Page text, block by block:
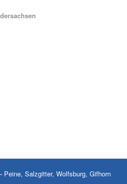
Peine, Salzgitter, Wolfsburg, Gifhorn